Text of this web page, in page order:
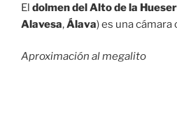
El dolmen del Alto de la
Alavesa,Álava) es una
Aproximación al megalito